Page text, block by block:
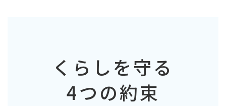
くらしを守る
4つの約束